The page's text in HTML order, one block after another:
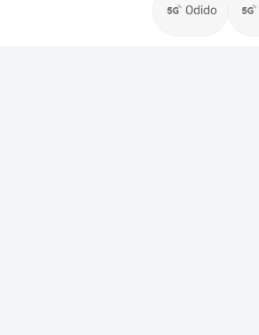
Odido